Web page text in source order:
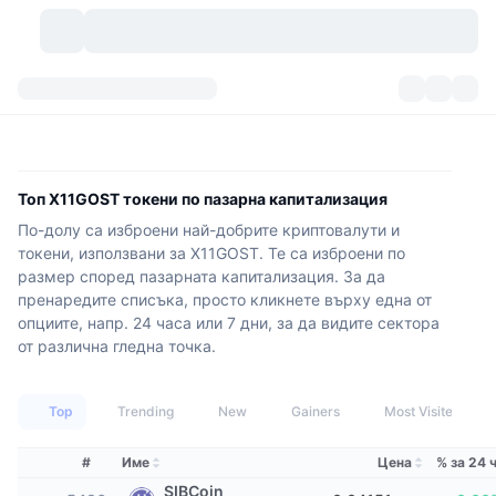
Категории
Исторически моментни снимки
Отключвания на токени
Преглед на пазара
Спот пазар
Брой криптовалути
Сигнали New
Популярни
Нов
Борси
Централизирани борси
Спот
Децентрализирани борси
Community
Фийдове
API
Крипто API
Продукти
Топ X11GOST токени по пазарна капитализация
По-долу са изброени най-добрите криптовалути и
токени, използвани за X11GOST. Те са изброени по
размер според пазарната капитализация. За да
пренаредите списъка, просто кликнете върху една от
опциите, напр. 24 часа или 7 дни, за да видите сектора
от различна гледна точка.
Top Trending New Gainers Most Visited
# Име Цена % за 24 ч
SIBCoin